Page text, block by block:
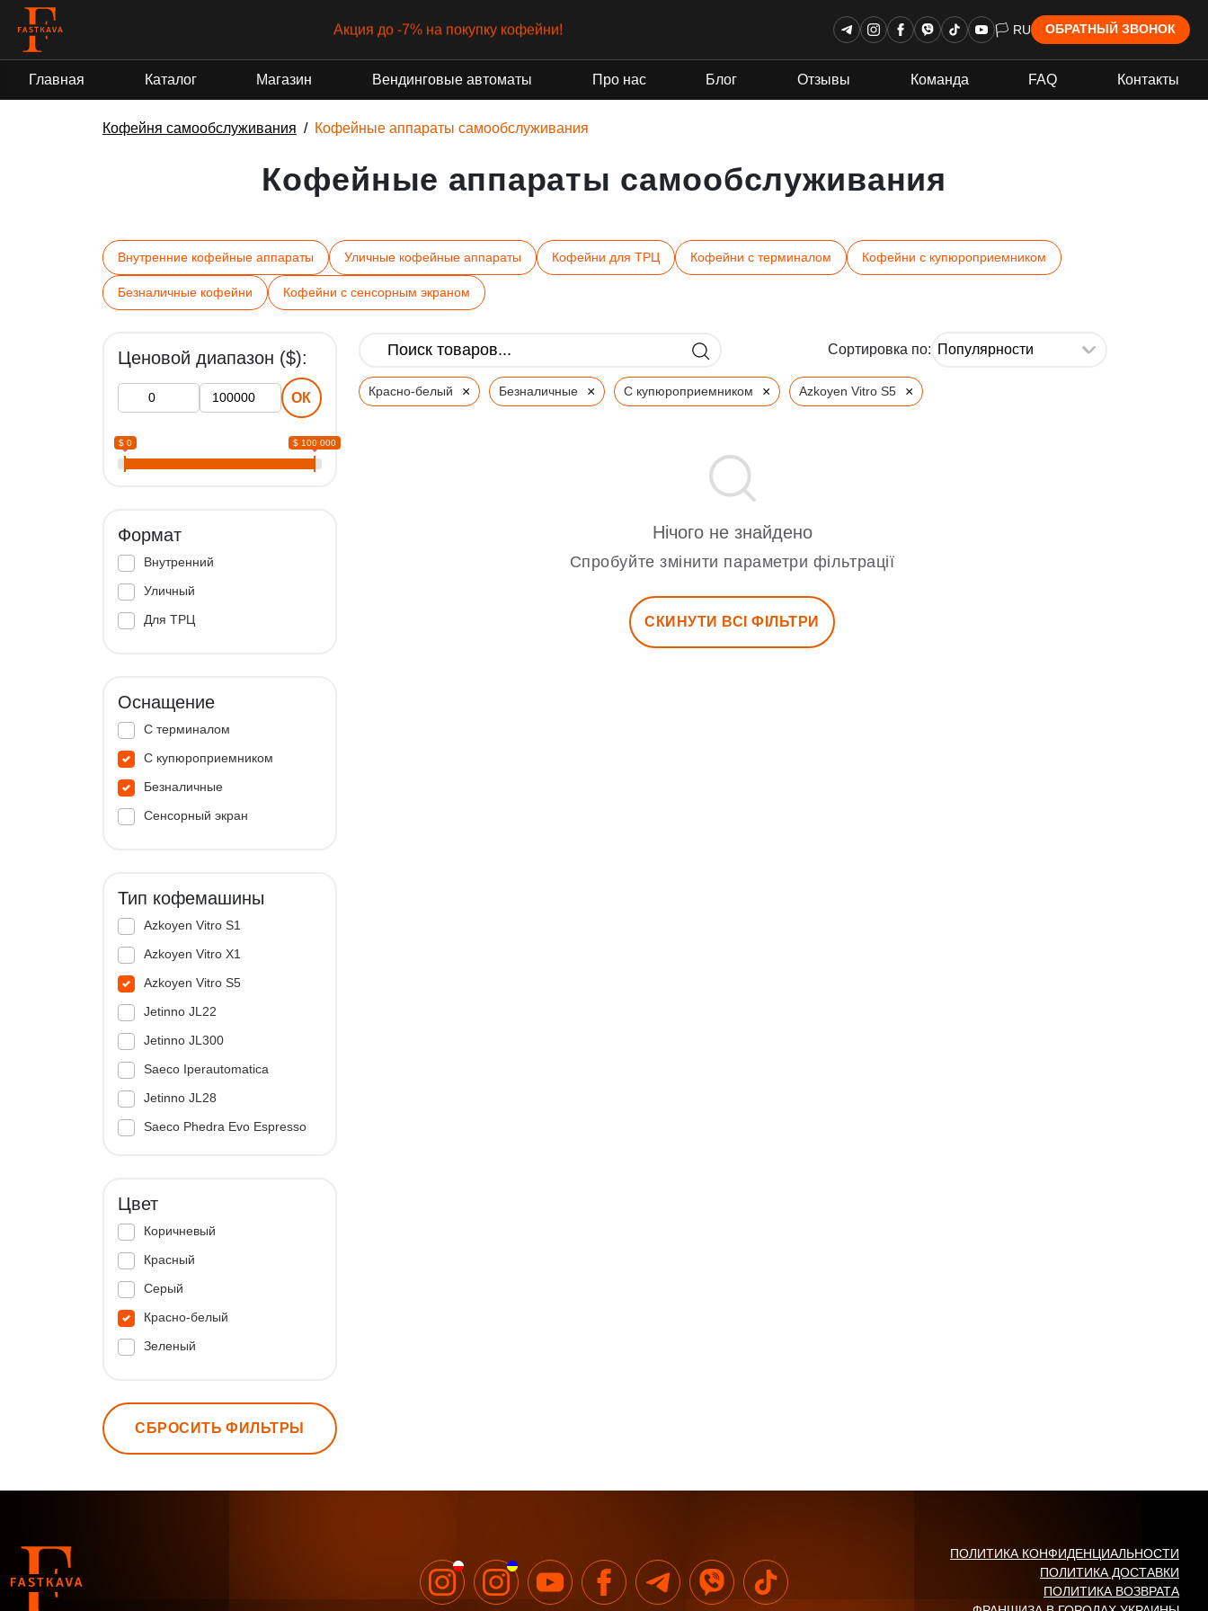
Акция до -7% на покупку кофейни! 🏳 RU ОБРАТНЫЙ ЗВОНОК
Главная Каталог Магазин Вендинговые автоматы Про нас Блог Отзывы Команда FAQ Контакты
Кофейня самообслуживания Кофейные аппараты самообслуживания
Кофейные аппараты самообслуживания
Внутренние кофейные аппараты Уличные кофейные аппараты Кофейни для ТРЦ Кофейни с терминалом Кофейни с купюроприемником
Безналичные кофейни Кофейни с сенсорным экраном
Ценовой диапазон ($):
ОК
$ 0 $ 100 000
Формат
Внутренний
Уличный
Для ТРЦ
Оснащение
С терминалом
С купюроприемником
Безналичные
Сенсорный экран
Тип кофемашины
Azkoyen Vitro S1
Azkoyen Vitro X1
Azkoyen Vitro S5
Jetinno JL22
Jetinno JL300
Saeco Iperautomatica
Jetinno JL28
Saeco Phedra Evo Espresso
Цвет
Коричневый
Красный
Серый
Красно-белый
Зеленый
СБРОСИТЬ ФИЛЬТРЫ
Сортировка по:
Красно-белый × Безналичные × С купюроприемником × Azkoyen Vitro S5 ×
Нічого не знайдено
Спробуйте змінити параметри фільтрації
СКИНУТИ ВСІ ФІЛЬТРИ
ПОЛИТИКА КОНФИДЕНЦИАЛЬНОСТИ
ПОЛИТИКА ДОСТАВКИ
ПОЛИТИКА ВОЗВРАТА